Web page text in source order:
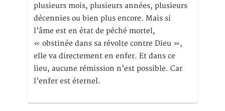
plusieurs mois, plusieurs années, plusieurs
décennies ou bien plus encore. Mais si
l’âme est en état de péché mortel,
« obstinée dans sa révolte contre Dieu »,
elle va directement en enfer. Et dans ce
lieu, aucune rémission n’est possible. Car
l’enfer est éternel.